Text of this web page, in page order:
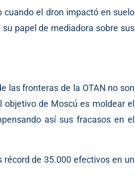
cuando el dron impactó en suelo
papel de mediadora sobre sus
las fronteras de la OTAN no son
objetivo de Moscú es moldear el
así sus fracasos en el
récord de 35.000 efectivos en un